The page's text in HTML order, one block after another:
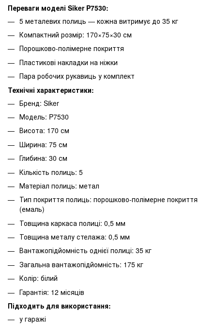
Переваги моделі Siker P7530:
5 металевих полиць — кожна витримує до 35 кг
Компактний розмір: 170×75×30 см
Порошково-полімерне покриття
Пластикові накладки на ніжки
Пара робочих рукавиць у комплект
Технічні характеристики:
Бренд: Siker
Модель: P7530
Висота: 170 см
Ширина: 75 см
Глибина: 30 см
Кількість полиць: 5
Матеріал полиць: метал
Тип покриття полиць: порошково-полімерне покриття
(емаль)
Товщина каркаса полиці: 0,5 мм
Товщина металу стелажа: 0,5 мм
Вантажопідйомність однієї полиці: 35 кг
Загальна вантажопідйомність: 175 кг
Колір: білий
Гарантія: 12 місяців
Підходить для використання:
у гаражі